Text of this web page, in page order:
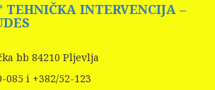
TEHNIČKA INTERVENCIJA –
bb 84210 Pljevlja
085 i +382/52-123